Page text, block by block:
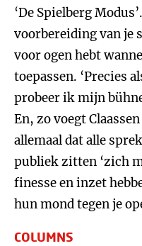
‘De Spielberg
voorbereiding van je
voor ogen hebt
toepassen. ‘Precies
probeer ik mijn
En, zo voegt
allemaal dat alle
publiek zitten ‘zich
finesse en inzet
hun mond tegen je
COLUMNS